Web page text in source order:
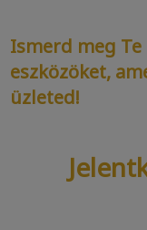
Ismerd meg
eszközöket,
üzleted!